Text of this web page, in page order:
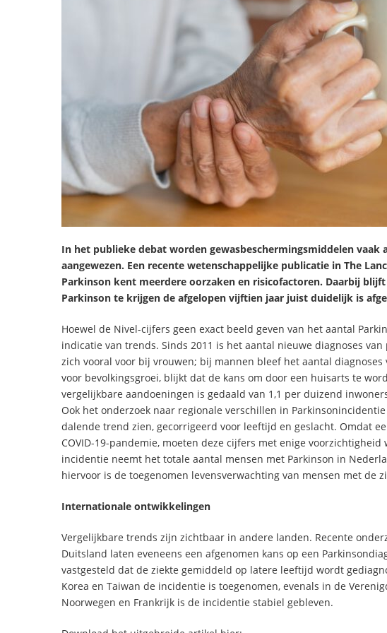
In het publieke debat worden gewasbeschermingsmiddelen vaak
aangewezen. Een recente wetenschappelijke publicatie in The
Parkinson kent meerdere oorzaken en risicofactoren. Daarbij
Parkinson te krijgen de afgelopen vijftien jaar juist duidelijk is
Hoewel de Nivel-cijfers geen exact beeld geven van het aantal
indicatie van trends. Sinds 2011 is het aantal nieuwe diagnoses
zich vooral voor bij vrouwen; bij mannen bleef het aantal
voor bevolkingsgroei, blijkt dat de kans om door een huisarts te
vergelijkbare aandoeningen is gedaald van 1,1 per duizend
Ook het onderzoek naar regionale verschillen in
dalende trend zien, gecorrigeerd voor leeftijd en geslacht. Omdat
COVID-19-pandemie, moeten deze cijfers met enige
incidentie neemt het totale aantal mensen met Parkinson in
hiervoor is de toegenomen levensverwachting van mensen met de
Internationale ontwikkelingen
Vergelijkbare trends zijn zichtbaar in andere landen. Recente
Duitsland laten eveneens een afgenomen kans op een
vastgesteld dat de ziekte gemiddeld op latere leeftijd wordt
Korea en Taiwan de incidentie is toegenomen, evenals in de
Noorwegen en Frankrijk is de incidentie stabiel gebleven.